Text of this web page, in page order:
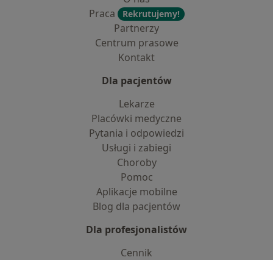
Praca
Rekrutujemy!
Partnerzy
Centrum prasowe
Kontakt
Dla pacjentów
Lekarze
Placówki medyczne
Pytania i odpowiedzi
Usługi i zabiegi
Choroby
Pomoc
Aplikacje mobilne
Blog dla pacjentów
Dla profesjonalistów
Cennik